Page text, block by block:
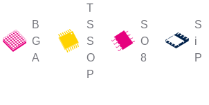
B
G
A
T
S
S
O
P
S
O
8
S
i
P